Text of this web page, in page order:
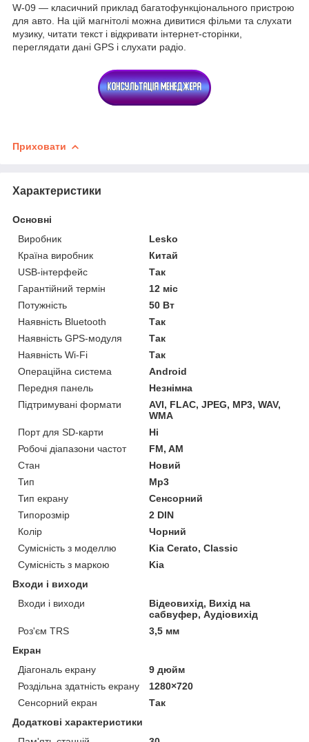
W-09 — класичний приклад багатофункціонального пристрою
для авто. На цій магнітолі можна дивитися фільми та слухати
музику, читати текст і відкривати інтернет-сторінки,
переглядати дані GPS і слухати радіо.
Приховати
Характеристики
Основні
Виробник
Lesko
Країна виробник
Китай
USB-інтерфейс
Так
Гарантійний термін
12 міс
Потужність
50 Вт
Наявність Bluetooth
Так
Наявність GPS-модуля
Так
Наявність Wi-Fi
Так
Операційна система
Android
Передня панель
Незнімна
Підтримувані формати
AVI, FLAC, JPEG, MP3, WAV,
WMA
Порт для SD-карти
Ні
Робочі діапазони частот
FM, AM
Стан
Новий
Тип
Mp3
Тип екрану
Сенсорний
Типорозмір
2 DIN
Колір
Чорний
Сумісність з моделлю
Kia Cerato, Classic
Сумісність з маркою
Kia
Входи і виходи
Входи і виходи
Відеовихід, Вихід на
сабвуфер, Аудіовихід
Роз'єм TRS
3,5 мм
Екран
Діагональ екрану
9 дюйм
Роздільна здатність екрану
1280×720
Сенсорний екран
Так
Додаткові характеристики